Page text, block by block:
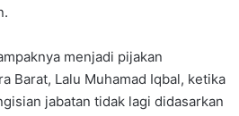
menjadi pijakan
Barat, Lalu Muhamad Iqbal, ketika
jabatan tidak lagi didasarkan